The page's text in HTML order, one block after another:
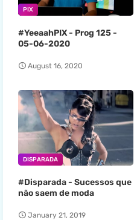
PIX
#YeeaahPIX - Prog 125 -
05-06-2020
August 16, 2020
DISPARADA
#Disparada - Sucessos que
não saem de moda
January 21, 2019